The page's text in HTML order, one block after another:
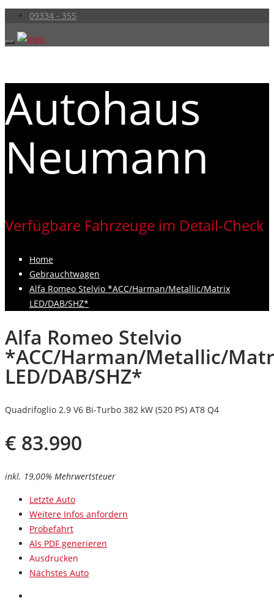
09334 - 355
Autohaus
Neumann
Verfügbare Fahrzeuge im Detail-Check
Home
Gebrauchtwagen
Alfa Romeo Stelvio *ACC/Harman/Metallic/Matrix
LED/DAB/SHZ*
Alfa Romeo Stelvio
*ACC/Harman/Metallic/
LED/DAB/SHZ*
Quadrifoglio 2.9 V6 Bi-Turbo 382 kW (520 PS) AT8 Q4
€ 83.990
inkl. 19,00% Mehrwertsteuer
Letzte Auto
Weitere Infos anfordern
Probefahrt
Als PDF generieren
Ausdrucken
Nächstes Auto